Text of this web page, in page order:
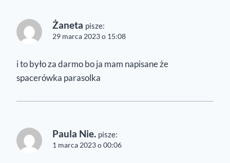
Żaneta pisze:
29 marca 2023 o 15:08
i to było za darmo bo ja mam napisane że
spacerówka parasolka
Paula Nie. pisze:
1 marca 2023 o 00:06